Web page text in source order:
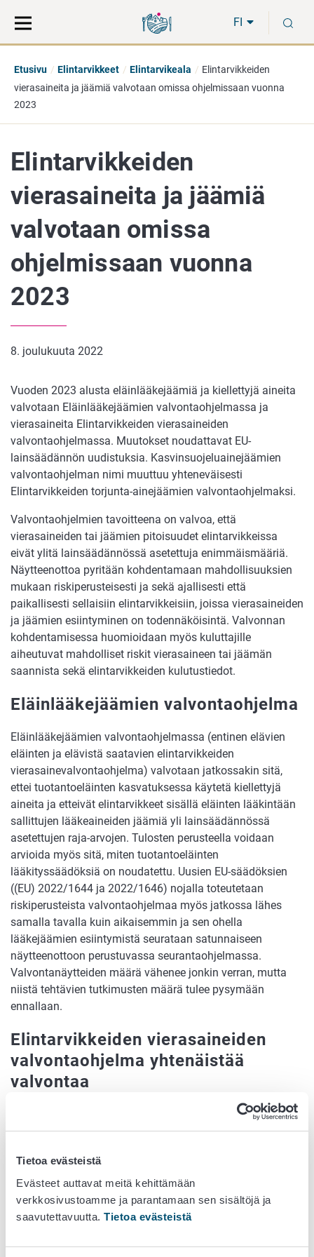
Tietoa evästeistä
Evästeet auttavat meitä kehittämään
verkkosivustoamme ja parantamaan sen sisältöjä ja
saavutettavuutta. Tietoa evästeistä
suoraan
sisältöön
koko
sivuston
FI
Etusivu Elintarvikkeet Elintarvikeala
Elintarvikkeiden
vierasaineita ja jäämiä valvotaan omissa ohjelmissaan vuonna
2023
Elintarvikkeiden
vierasaineita ja jäämiä
valvotaan omissa
ohjelmissaan vuonna
2023
8. joulukuuta 2022
Vuoden 2023 alusta eläinlääkejäämiä ja kiellettyjä aineita
valvotaan Eläinlääkejäämien valvontaohjelmassa ja
vierasaineita Elintarvikkeiden vierasaineiden
valvontaohjelmassa. Muutokset noudattavat EU-
lainsäädännön uudistuksia. Kasvinsuojeluainejäämien
valvontaohjelman nimi muuttuu yhteneväisesti
Elintarvikkeiden torjunta-ainejäämien valvontaohjelmaksi.
Valvontaohjelmien tavoitteena on valvoa, että
vierasaineiden tai jäämien pitoisuudet elintarvikkeissa
eivät ylitä lainsäädännössä asetettuja enimmäismääriä.
Näytteenottoa pyritään kohdentamaan mahdollisuuksien
mukaan riskiperusteisesti ja sekä ajallisesti että
paikallisesti sellaisiin elintarvikkeisiin, joissa vierasaineiden
ja jäämien esiintyminen on todennäköisintä. Valvonnan
kohdentamisessa huomioidaan myös kuluttajille
aiheutuvat mahdolliset riskit vierasaineen tai jäämän
saannista sekä elintarvikkeiden kulutustiedot.
Eläinlääkejäämien valvontaohjelma
Eläinlääkejäämien valvontaohjelmassa (entinen elävien
eläinten ja elävistä saatavien elintarvikkeiden
vierasainevalvontaohjelma) valvotaan jatkossakin sitä,
ettei tuotantoeläinten kasvatuksessa käytetä kiellettyjä
aineita ja etteivät elintarvikkeet sisällä eläinten lääkintään
sallittujen lääkeaineiden jäämiä yli lainsäädännössä
asetettujen raja-arvojen. Tulosten perusteella voidaan
arvioida myös sitä, miten tuotantoeläinten
lääkityssäädöksiä on noudatettu. Uusien EU-säädöksien
((EU) 2022/1644 ja 2022/1646) nojalla toteutetaan
riskiperusteista valvontaohjelmaa myös jatkossa lähes
samalla tavalla kuin aikaisemmin ja sen ohella
lääkejäämien esiintymistä seurataan satunnaiseen
näytteenottoon perustuvassa seurantaohjelmassa.
Valvontanäytteiden määrä vähenee jonkin verran, mutta
niistä tehtävien tutkimusten määrä tulee pysymään
ennallaan.
Elintarvikkeiden vierasaineiden
valvontaohjelma yhtenäistää
valvontaa
Elintarvikkeiden vierasaineiden valvontaohjelma tulee
harmonisoimaan vierasaineiden valvontaa EU-
suunnitella valvontaa vapaammin omista lähtökohdistaan,
mutta uudet EU-säädökset ((EU) 2022/931 ja 2022/932)
antavat tarkemmat raamit sille, mitä elintarvikkeita ja
vierasaineita jäsenvaltioiden tulisi tutkia ja millaisia
tarkoituksella lisätty elintarvikkeisiin, mutta joita niissä